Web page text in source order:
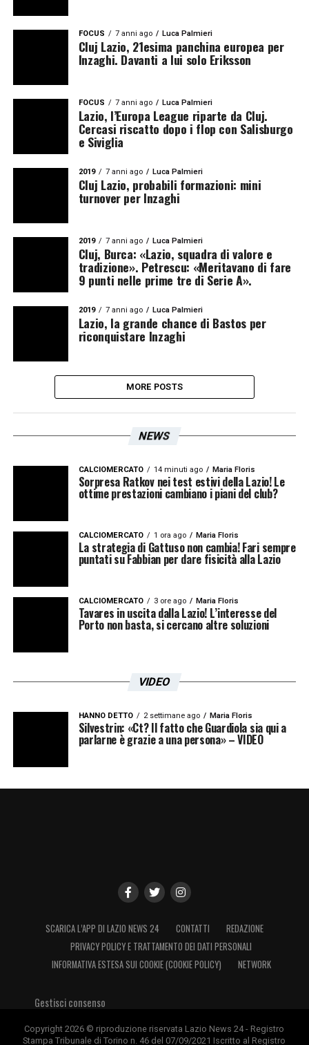
FOCUS 7 anni ago Luca Palmieri
Cluj Lazio, 21esima panchina europea per
Inzaghi. Davanti a lui solo Eriksson
FOCUS 7 anni ago Luca Palmieri
Lazio, l’Europa League riparte da Cluj.
Cercasi riscatto dopo i flop con Salisburgo
e Siviglia
2019 7 anni ago Luca Palmieri
Cluj Lazio, probabili formazioni: mini
turnover per Inzaghi
2019 7 anni ago Luca Palmieri
Cluj, Burca: «Lazio, squadra di valore e
tradizione». Petrescu: «Meritavano di fare
9 punti nelle prime tre di Serie A».
2019 7 anni ago Luca Palmieri
Lazio, la grande chance di Bastos per
riconquistare Inzaghi
MORE POSTS
NEWS
CALCIOMERCATO 14 minuti ago Maria Floris
Sorpresa Ratkov nei test estivi della Lazio! Le
ottime prestazioni cambiano i piani del club?
CALCIOMERCATO 1 ora ago Maria Floris
La strategia di Gattuso non cambia! Fari sempre
puntati su Fabbian per dare fisicità alla Lazio
CALCIOMERCATO 3 ore ago Maria Floris
Tavares in uscita dalla Lazio! L’interesse del
Porto non basta, si cercano altre soluzioni
VIDEO
HANNO DETTO 2 settimane ago Maria Floris
Silvestrin: «Ct? Il fatto che Guardiola sia qui a
parlarne è grazie a una persona» – VIDEO
SCARICA L’APP DI LAZIO NEWS 24 CONTATTI
REDAZIONE
PRIVACY POLICY E TRATTAMENTO DEI DATI PERSONALI
INFORMATIVA ESTESA SUI COOKIE (COOKIE POLICY)
NETWORK
Gestisci consenso
Copyright 2026 © riproduzione riservata Lazio News 24 - Registro
Stampa Tribunale di Torino n. 46 del 07/09/2021 Iscritto al Registro